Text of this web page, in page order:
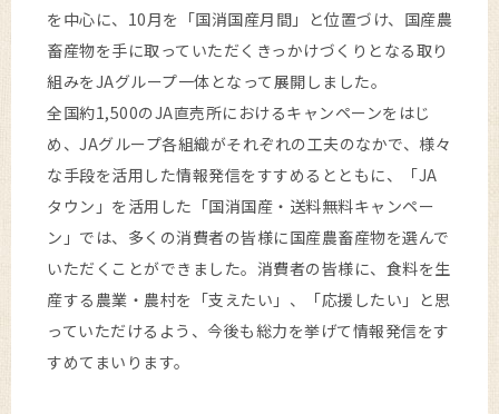
を中心に、10月を「国消国産月間」と位置づけ、国産農
畜産物を手に取っていただくきっかけづくりとなる取り
組みをJAグループ一体となって展開しました。
全国約1,500のJA直売所におけるキャンペーンをはじ
め、JAグループ各組織がそれぞれの工夫のなかで、様々
な手段を活用した情報発信をすすめるとともに、「JA
タウン」を活用した「国消国産・送料無料キャンペー
ン」では、多くの消費者の皆様に国産農畜産物を選んで
いただくことができました。消費者の皆様に、食料を生
産する農業・農村を「支えたい」、「応援したい」と思
っていただけるよう、今後も総力を挙げて情報発信をす
すめてまいります。